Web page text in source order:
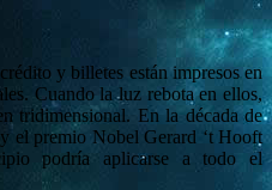
y billetes están impresos en
Cuando la luz rebota en ellos,
tridimensional. En la década de
el premio Nobel Gerard ‘t Hooft
podría aplicarse a todo el